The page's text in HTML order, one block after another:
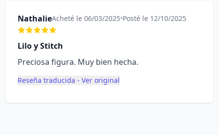
NathalieAcheté le 06/03/2025•Posté le 12/10/2025
Lilo y Stitch
Preciosa figura. Muy bien hecha.
Reseña traducida - Ver original